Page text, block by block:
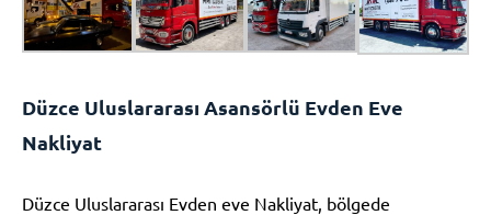
Düzce Uluslararası Asansörlü Evden Eve
Nakliyat
Düzce Uluslararası Evden eve Nakliyat, bölgede